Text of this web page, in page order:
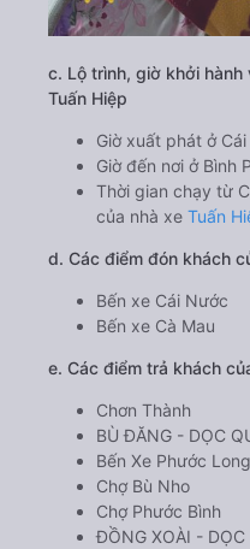
c. Lộ trình, giờ khởi
Tuấn Hiệp
Giờ xuất phát ở
Giờ đến nơi ở Bình
Thời gian chạy từ
của nhà xe Tuấn
d. Các điểm đón khách
Bến xe Cái Nước
Bến xe Cà Mau
e. Các điểm trả khách
Chơn Thành
BÙ ĐĂNG - DỌC
Bến Xe Phước Long
Chợ Bù Nho
Chợ Phước Bình
ĐỒNG XOÀI - DỌC